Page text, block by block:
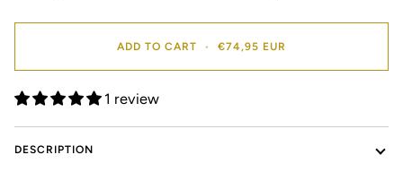
ADD TO CART • €74,95 EUR
1 review
DESCRIPTION